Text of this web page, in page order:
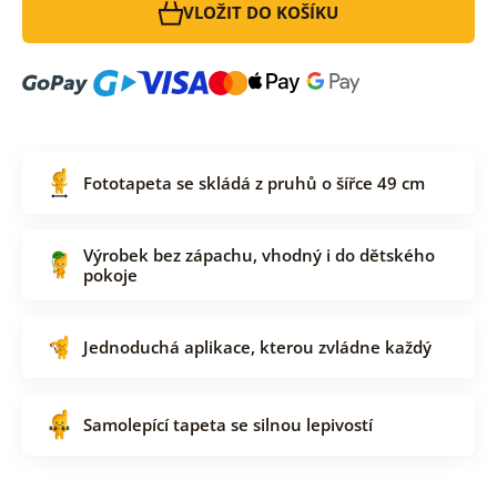
VLOŽIT DO KOŠÍKU
Fototapeta se skládá z pruhů o šířce 49 cm
Výrobek bez zápachu, vhodný i do dětského
pokoje
Jednoduchá aplikace, kterou zvládne každý
Samolepící tapeta se silnou lepivostí